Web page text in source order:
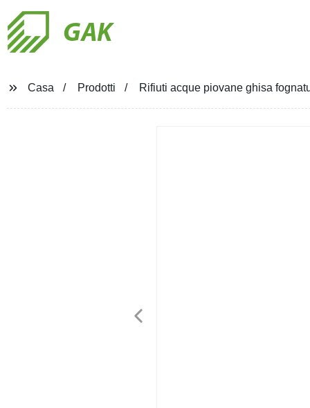
GAK
Casa Prodotti Rifiuti acque piovane ghisa